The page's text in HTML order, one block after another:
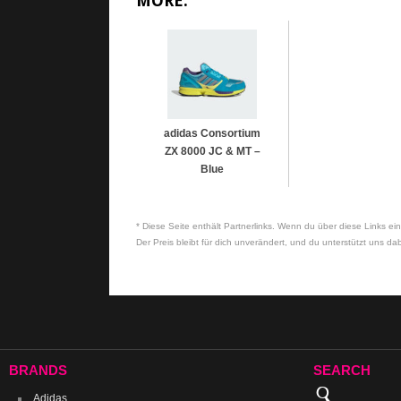
adidas Consortium
ZX 8000 JC & MT –
Blue
* Diese Seite enthält Partnerlinks. Wenn du über diese Links
Der Preis bleibt für dich unverändert, und du unterstützt uns
BRANDS SEARCH